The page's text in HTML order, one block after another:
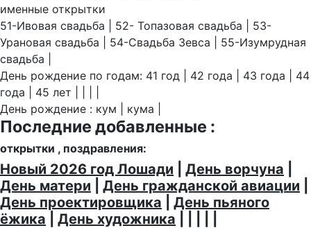
именные открытки
51-Ивовая свадьба | 52- Топазовая свадьба | 53-
Урановая свадьба | 54-Свадьба Зевса | 55-Изумрудная
свадьба |
День рождение по годам: 41 год | 42 года | 43 года | 44
года | 45 лет | | | |
День рождение : кум | кума |
Последние добавленные :
открытки , поздравления:
Новый 2026 год Лошади День ворчуна
День матери
День гражданской авиации
День проектировщика
День пьяного
ёжика
День художника